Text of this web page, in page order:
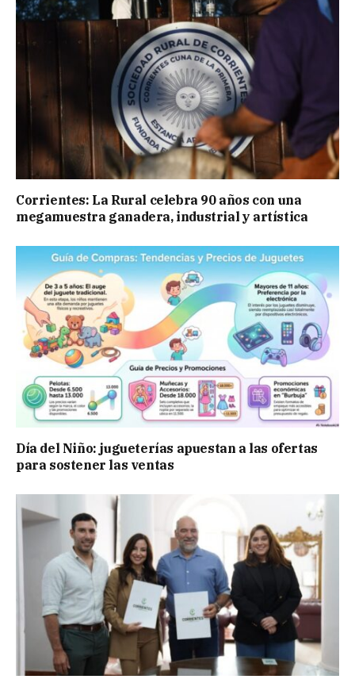
Corrientes: La Rural celebra 90 años con una
megamuestra ganadera, industrial y artística
Día del Niño: jugueterías apuestan a las ofertas
para sostener las ventas